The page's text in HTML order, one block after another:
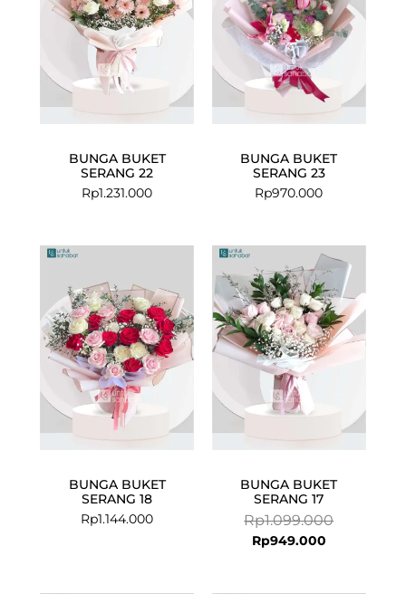
BUNGA BUKET
SERANG 22
Rp1.231.000
BUNGA BUKET
SERANG 23
Rp970.000
BUNGA BUKET
SERANG 18
Rp1.144.000
BUNGA BUKET
SERANG 17
Rp1.099.000
price
was:
Rp949.000
Current
price
is:
Rp949.000.